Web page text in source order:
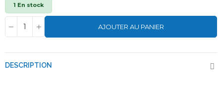
1 En stock
AJOUTER AU PANIER
DESCRIPTION